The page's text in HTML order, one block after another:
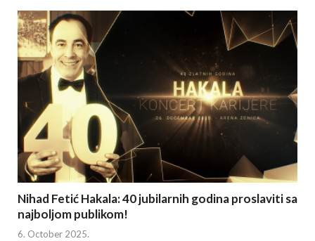
Nihad Fetić Hakala: 40 jubilarnih godina proslaviti sa
najboljom publikom!
6. October 2025.